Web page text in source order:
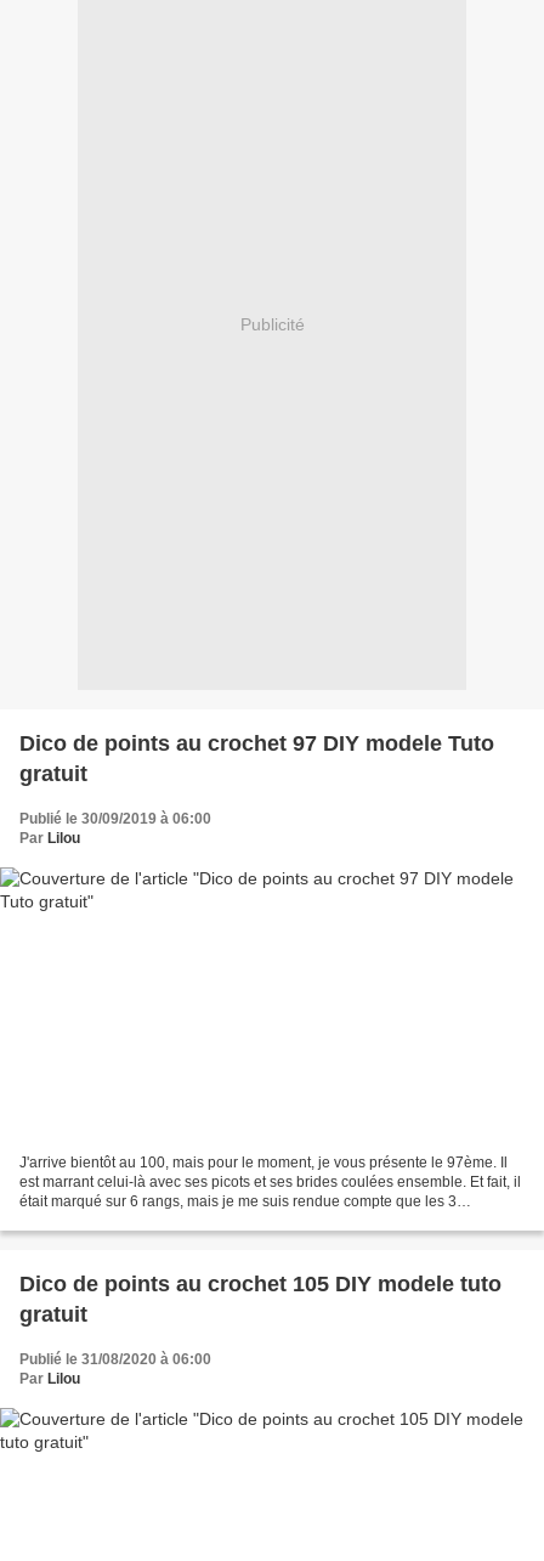
Publicité
Dico de points au crochet 97 DIY modele Tuto
gratuit
Publié le 30/09/2019 à 06:00
Par Lilou
J'arrive bientôt au 100, mais pour le moment, je vous présente le 97ème. Il
est marrant celui-là avec ses picots et ses brides coulées ensemble. Et fait, il
était marqué sur 6 rangs, mais je me suis rendue compte que les 3
Dico de points au crochet 105 DIY modele tuto
gratuit
Publié le 31/08/2020 à 06:00
Par Lilou